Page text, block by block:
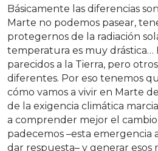
Básicamente las diferencias
Marte no podemos pasear,
protegernos de la radiación
temperatura es muy drástica…
parecidos a la Tierra, pero
diferentes. Por eso tenemos
cómo vamos a vivir en Marte
de la exigencia climática
a comprender mejor el
padecemos –esta emergencia
dar respuesta– y generar esos